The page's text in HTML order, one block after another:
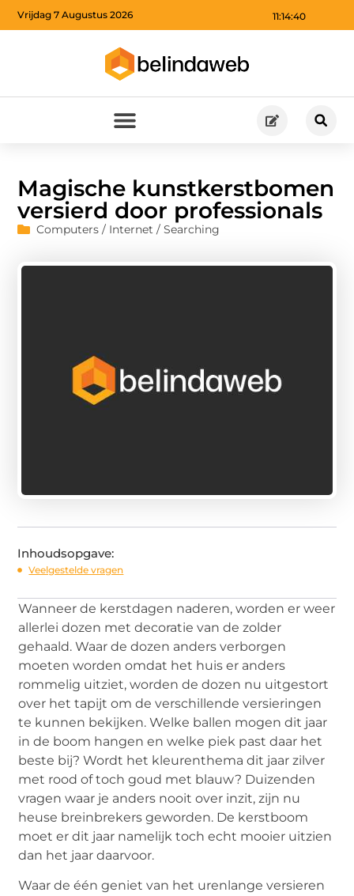
11:14:41
Vrijdag 7 Augustus 2026
Magische kunstkerstbomen
versierd door professionals
Computers / Internet / Searching
Inhoudsopgave:
Veelgestelde vragen
Wanneer de kerstdagen naderen, worden er weer
allerlei dozen met decoratie van de zolder
gehaald. Waar de dozen anders verborgen
moeten worden omdat het huis er anders
rommelig uitziet, worden de dozen nu uitgestort
over het tapijt om de verschillende versieringen
te kunnen bekijken. Welke ballen mogen dit jaar
in de boom hangen en welke piek past daar het
beste bij? Wordt het kleurenthema dit jaar zilver
met rood of toch goud met blauw? Duizenden
vragen waar je anders nooit over inzit, zijn nu
heuse breinbrekers geworden. De kerstboom
moet er dit jaar namelijk toch echt mooier uitzien
dan het jaar daarvoor.
Waar de één geniet van het urenlange versieren